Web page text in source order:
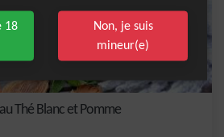
Thé Blanc et Pomme
18
Non, je suis
mineur(e)